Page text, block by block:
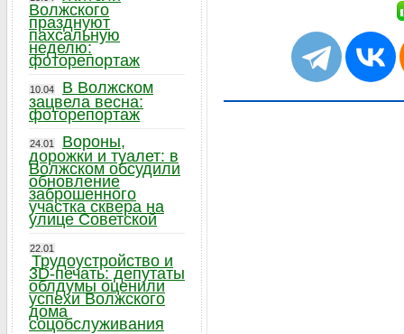
Волжского
празднуют
пахсальную
неделю:
фоторепортаж
10.04
В Волжском
зацвела весна:
фоторепортаж
24.01
Вороны,
дорожки и туалет: в
Волжском обсудили
обновление
заброшенного
участка сквера на
улице Советской
22.01
Трудоустройство и
3D-печать: депутаты
облдумы оценили
успехи Волжского
дома
соцобслуживания